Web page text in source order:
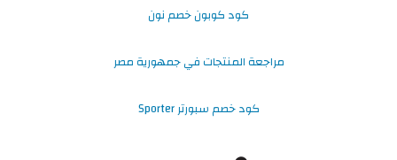
كود كوبون خصم نون
مراجعة المنتجات في جمهورية مصر
كود خصم سبورتر Sporter